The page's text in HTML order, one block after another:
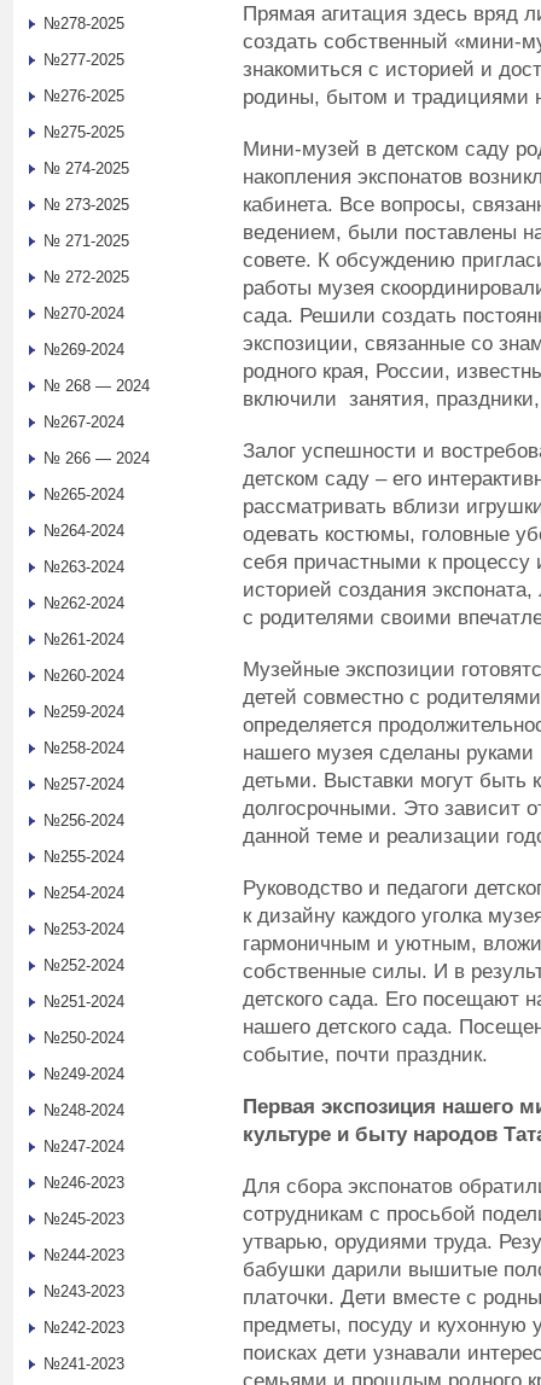
Прямая агитация здесь вряд
создать собственный «мини-
знакомиться с историей и
родины, бытом и традициями
Мини-музей в детском саду
накопления экспонатов
кабинета. Все вопросы,
ведением, были поставлены
совете. К обсуждению
работы музея
сада. Решили создать
экспозиции, связанные со
родного края, России,
включили занятия,
Залог успешности и
детском саду – его
рассматривать вблизи
одевать костюмы, головные
себя причастными к процессу
историей создания
с родителями своими
Музейные экспозиции
детей совместно с
определяется
нашего музея сделаны руками
детьми. Выставки могут быть
долгосрочными. Это зависит
данной теме и реализации
Руководство и педагоги
к дизайну каждого уголка
гармоничным и уютным,
собственные силы. И в
детского сада. Его посещают
нашего детского сада.
событие, почти праздник.
Первая экспозиция нашего
культуре и быту народов
Для сбора экспонатов
сотрудникам с просьбой
утварью, орудиями труда.
бабушки дарили вышитые
платочки. Дети вместе с
предметы, посуду и кухонную
поисках дети узнавали
семьями и прошлым родного
№278-2025
№277-2025
№276-2025
№275-2025
№ 274-2025
№ 273-2025
№ 271-2025
№ 272-2025
№270-2024
№269-2024
№ 268 — 2024
№267-2024
№ 266 — 2024
№265-2024
№264-2024
№263-2024
№262-2024
№261-2024
№260-2024
№259-2024
№258-2024
№257-2024
№256-2024
№255-2024
№254-2024
№253-2024
№252-2024
№251-2024
№250-2024
№249-2024
№248-2024
№247-2024
№246-2023
№245-2023
№244-2023
№243-2023
№242-2023
№241-2023